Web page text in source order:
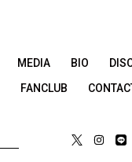
MEDIA BIO
FANCLUB